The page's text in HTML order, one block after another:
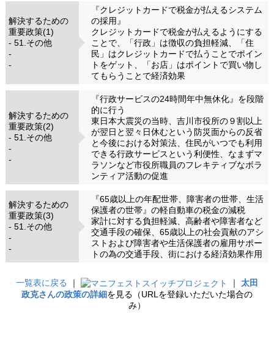
解決するための
重要政策(1)
- 51.その他
-
-
『クレジットカードで税金が払えるシステム
の採用』
クレジットカードで税金が払えるようにする
ことで、「行政」は徴収の負担軽減、「住
民」はクレジットカードで払うことでポイン
トをゲット、「お店」はポイントで買い物し
てもらうことで経済効果
解決するための
重要政策(2)
- 51.その他
-
-
『行政サービスの24時間年中無休化』を段階
的に行う
東日本大震災の当時、吉川市役所の９割以上
が翌日と翌々日休むという防災面からの反省
と今後における対策法、住民がいつでも利用
できる行政サービスという利便性、なまずマ
ラソンなど市役所職員のフレキティブなボラ
ンティア活動の促進
解決するための
重要政策(3)
- 51.その他
-
-
『65歳以上の年配世帯、障害者の世帯、生活
保護者の世帯』の軽自動車の税金の減税
家計に対する負担軽減、高齢者や障害者など
交通手段の確保、65歳以上の社会貢献のアシ
ストおよび障害者や生活保護者の雇用サポー
トの為の交通手段、街における経済効果作用
一覧表に戻る ｜ ｜ 太田
政克さんの政策の詳細を見る（URLを登録いただいた場合の
み）